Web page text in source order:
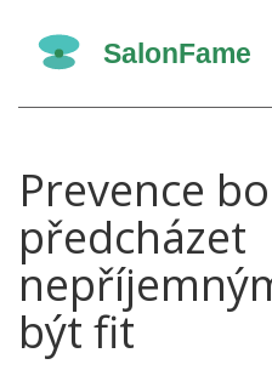
Prevence
předcházet
být fit